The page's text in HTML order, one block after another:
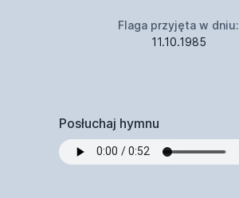
Flaga przyjęta w dniu:
11.10.1985
Posłuchaj hymnu